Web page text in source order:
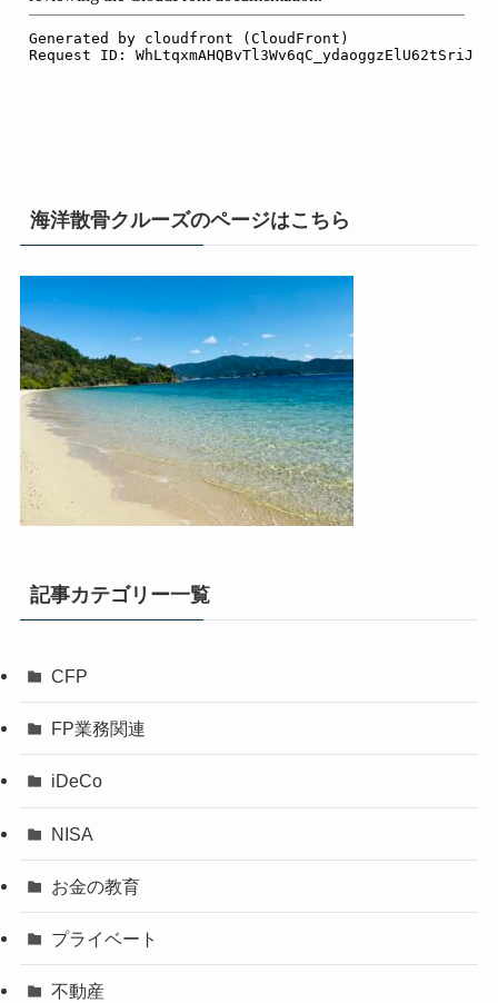
海洋散骨クルーズのページはこちら
記事カテゴリー一覧
CFP
FP業務関連
iDeCo
NISA
お金の教育
プライベート
不動産